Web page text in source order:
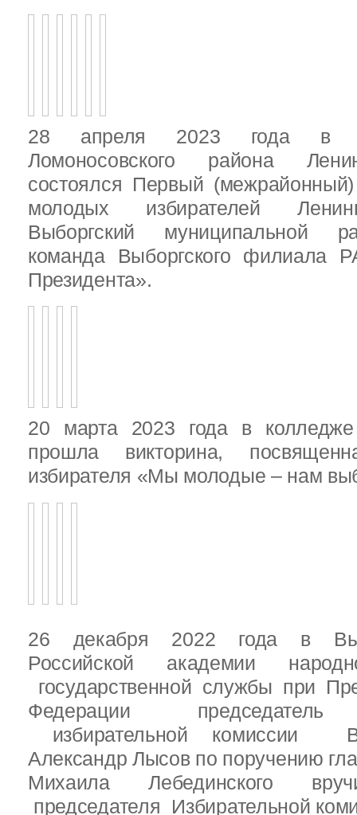
28 апреля 2023 года в
Ломоносовского района
состоялся Первый
молодых избирателей
Выборгский муниципальной
команда Выборгского филиала
Президента».
20 марта 2023 года в колледже
прошла викторина,
избирателя «Мы молодые – нам
26 декабря 2022 года в
Российской академии
государственной службы при
Федерации председатель
избирательной комиссии
Александр Лысов по поручению
Михаила Лебединского
председателя Избирательной